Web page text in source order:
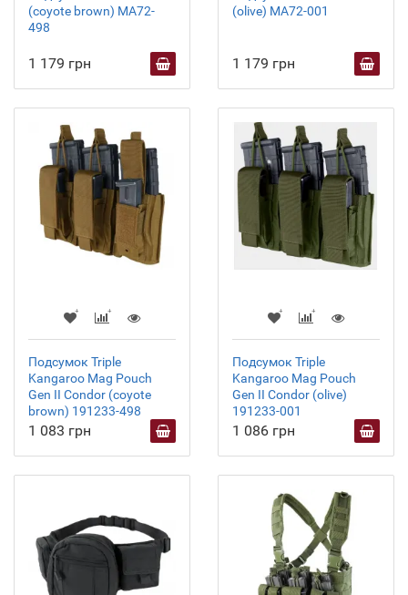
(coyote brown) MA72-
498
1 179 грн
(olive) MA72-001
1 179 грн
Подсумок Triple
Kangaroo Mag Pouch
Gen II Condor (coyote
brown) 191233-498
1 083 грн
Подсумок Triple
Kangaroo Mag Pouch
Gen II Condor (olive)
191233-001
1 086 грн